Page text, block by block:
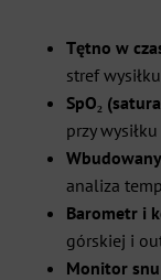
Tętno w
stref
SpO₂
przy
Wbudowany
analiza
Barometr i
górskiej i
Monitor snu